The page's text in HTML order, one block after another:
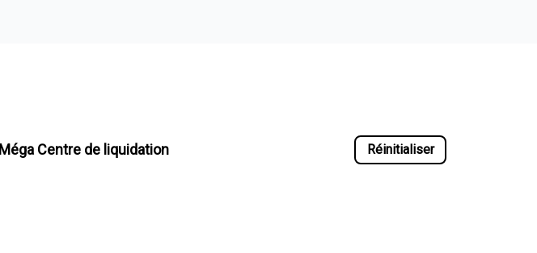
Méga Centre de liquidation Réinitialiser